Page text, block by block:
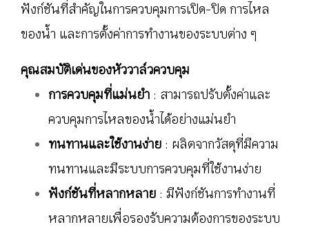
ฟังก์ชันที่สำคัญในการควบคุมการเปิด-ปิด การไหล
ของน้ำ และการตั้งค่าการทำงานของระบบต่าง ๆ
คุณสมบัติเด่นของหัววาล์วควบคุม
การควบคุมที่แม่นยำ : สามารถปรับตั้งค่าและ
ควบคุมการไหลของน้ำได้อย่างแม่นยำ
ทนทานและใช้งานง่าย : ผลิตจากวัสดุที่มีความ
ทนทานและมีระบบการควบคุมที่ใช้งานง่าย
ฟังก์ชันที่หลากหลาย : มีฟังก์ชันการทำงานที่
หลากหลายเพื่อรองรับความต้องการของระบบ